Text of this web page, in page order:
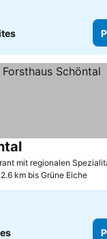
mit regionalen
2.6 km bis Grüne Eiche